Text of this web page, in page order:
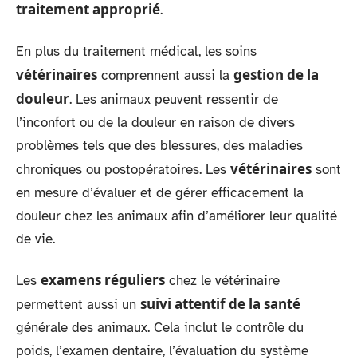
traitement approprié.
En plus du traitement médical, les soins
vétérinaires comprennent aussi la gestion de la
douleur. Les animaux peuvent ressentir de
l’inconfort ou de la douleur en raison de divers
problèmes tels que des blessures, des maladies
chroniques ou postopératoires. Les vétérinaires sont
en mesure d’évaluer et de gérer efficacement la
douleur chez les animaux afin d’améliorer leur qualité
de vie.
Les examens réguliers chez le vétérinaire
permettent aussi un suivi attentif de la santé
générale des animaux. Cela inclut le contrôle du
poids, l’examen dentaire, l’évaluation du système